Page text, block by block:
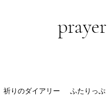
祈りのダイアリー ふたりっぷ